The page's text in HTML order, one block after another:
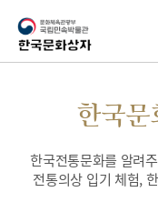
한국문
한국전통문화를 알려
전통의상 입기 체험,